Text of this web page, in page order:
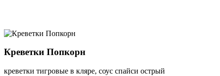
Креветки Попкорн
креветки тигровые в кляре, соус спайси острый